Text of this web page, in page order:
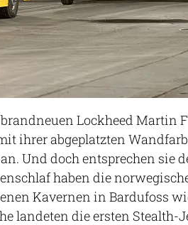
Lockheed Martin
ihrer abgeplatzten
Und doch entsprechen sie
haben die
Kavernen in Bardufoss
landeten die ersten Stealth-